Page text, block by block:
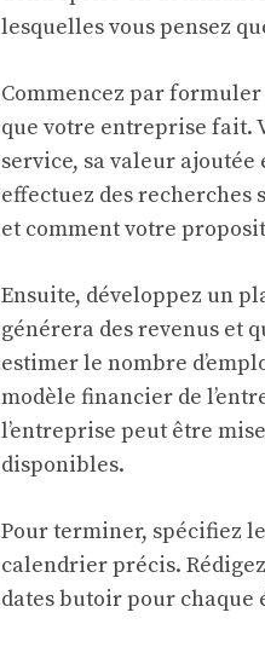
lesquelles vous pensez
Commencez par
que votre entreprise fait.
service, sa valeur
effectuez des
et comment votre
Ensuite, développez un
générera des revenus et
estimer le nombre
modèle financier de
l’entreprise peut être
disponibles.
Pour terminer, spécifiez
calendrier précis.
dates butoir pour